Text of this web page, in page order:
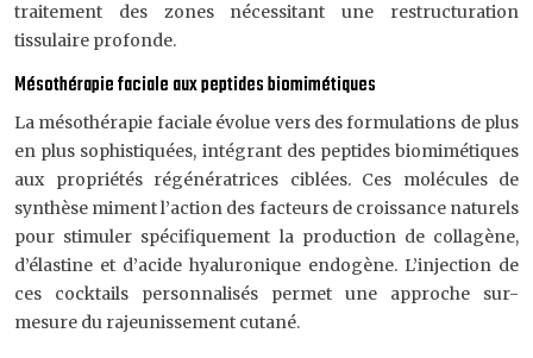
traitement des zones nécessitant une restructuration
tissulaire profonde.
Mésothérapie faciale aux peptides biomimétiques
La mésothérapie faciale évolue vers des formulations de plus
en plus sophistiquées, intégrant des peptides biomimétiques
aux propriétés régénératrices ciblées. Ces molécules de
synthèse miment l’action des facteurs de croissance naturels
pour stimuler spécifiquement la production de collagène,
d’élastine et d’acide hyaluronique endogène. L’injection de
ces cocktails personnalisés permet une approche sur-
mesure du rajeunissement cutané.